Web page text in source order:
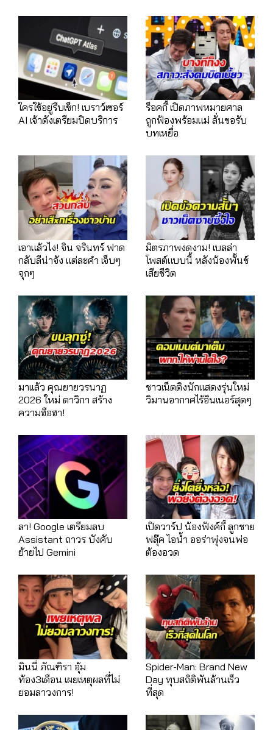
ใครใช้อยู่รีบเช็ก! เบราว์เซอร์
AI เจ้าดังเตรียมปิดบริการ
ร็อคกี้ เปิดภาพหมายศาล
ถูกฟ้องพร้อมแม่ ลั่นขอรับ
บทเหยื่อ
เอาแล้วไง! จิน จรินทร์ ฟาด
กลับลีน่าจัง แต่ละคำ เจ็บๆ
จุกๆ
มิตรภาพงดงาม! เบลล่า
โพสต์แบบนี้ หลังน้องพั้นช์
เสียชีวิต
มาเเล้ว คุณยายวรนาฏ
2026 ใหม่ ดาวิกา สร้าง
ความฮือฮา!
ชาวเน็ตติงนักแสดงรุ่นใหม่
วิมานอากาศไร้อินเนอร์สุดๆ
ลา! Google เตรียมลบ
Assistant ถาวร บังคับ
ย้ายไป Gemini
เปิดวาร์ป น้องฟังค์กี้ ลูกชาย
ฟลุ๊ค ไอน้ำ ออร่าพุ่งจนพ่อ
ต้องอวด
มินนี่ ภัณฑิรา อุ้ม
ท้อง3เดือน เผยเหตุผลที่ไม่
ยอมลาวงการ!
Spider-Man: Brand New
Day ทุบสถิติพันล้านเร็ว
ที่สุด